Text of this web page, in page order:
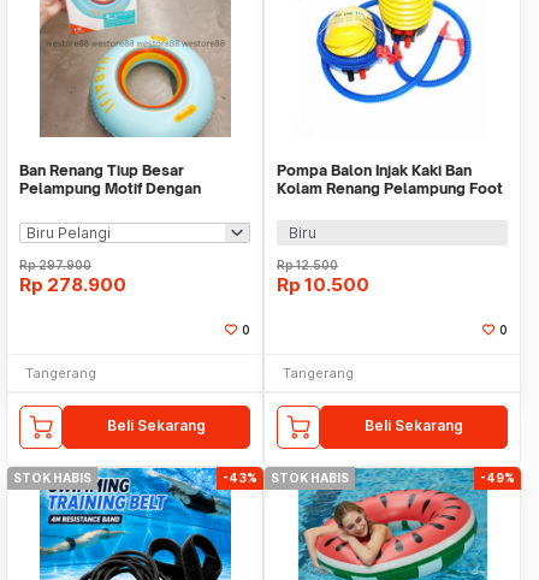
Ban Renang Tiup Besar
Pelampung Motif Dengan
Rp297.900
Rp 278.900
0
Tangerang
Beli Sekarang
Pompa Balon Injak Kaki Ban
Kolam Renang Pelampung Foot
Biru
Rp12.500
Rp 10.500
0
Tangerang
Beli Sekarang
STOK HABIS -43% STOK HABIS -49%